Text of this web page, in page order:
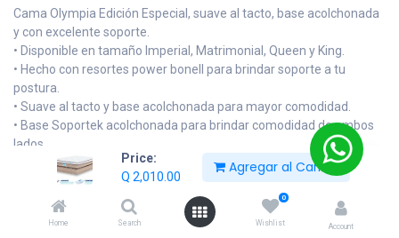
Price:
Q 2,010.00
Agregar al Carrito
Home Search
0
Wishlist Account
Cama Olympia Edición Especial, suave al tacto, base acolchonada
y con excelente soporte.
• Disponible en tamaño Imperial, Matrimonial, Queen y King.
• Hecho con resortes power bonell para brindar soporte a tu
postura.
• Suave al tacto y base acolchonada para mayor comodidad.
• Base Soportek acolchonada para brindar comodidad de ambos
lados.
• TIEMPO DE ENTREGA DE 6 A 7 DIAS
2,010.00